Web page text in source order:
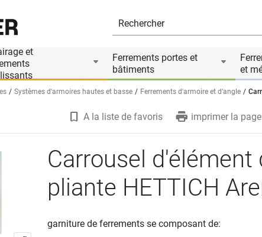
et
Ferrements portes et
bâtiments
et
Systèmes d'armoires hautes et basse Ferrements d'armoire et d’angle
A la liste de favoris imprimer la
Carrousel d'élément
pliante HETTICH
garniture de ferrements se composant de: